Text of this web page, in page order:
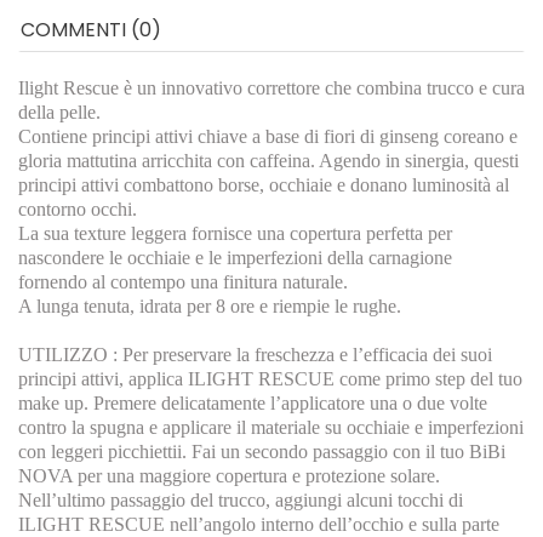
COMMENTI (0)
Ilight Rescue è un innovativo correttore che combina trucco e cura
della pelle.
Contiene principi attivi chiave a base di fiori di ginseng coreano e
gloria mattutina arricchita con caffeina. Agendo in sinergia, questi
principi attivi combattono borse, occhiaie e donano luminosità al
contorno occhi.
La sua texture leggera fornisce una copertura perfetta per
nascondere le occhiaie e le imperfezioni della carnagione
fornendo al contempo una finitura naturale.
A lunga tenuta, idrata per 8 ore e riempie le rughe.
UTILIZZO : Per preservare la freschezza e l’efficacia dei suoi
principi attivi, applica ILIGHT RESCUE come primo step del tuo
make up. Premere delicatamente l’applicatore una o due volte
contro la spugna e applicare il materiale su occhiaie e imperfezioni
con leggeri picchiettii. Fai un secondo passaggio con il tuo BiBi
NOVA per una maggiore copertura e protezione solare.
Nell’ultimo passaggio del trucco, aggiungi alcuni tocchi di
ILIGHT RESCUE nell’angolo interno dell’occhio e sulla parte